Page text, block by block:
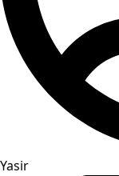
Yasir